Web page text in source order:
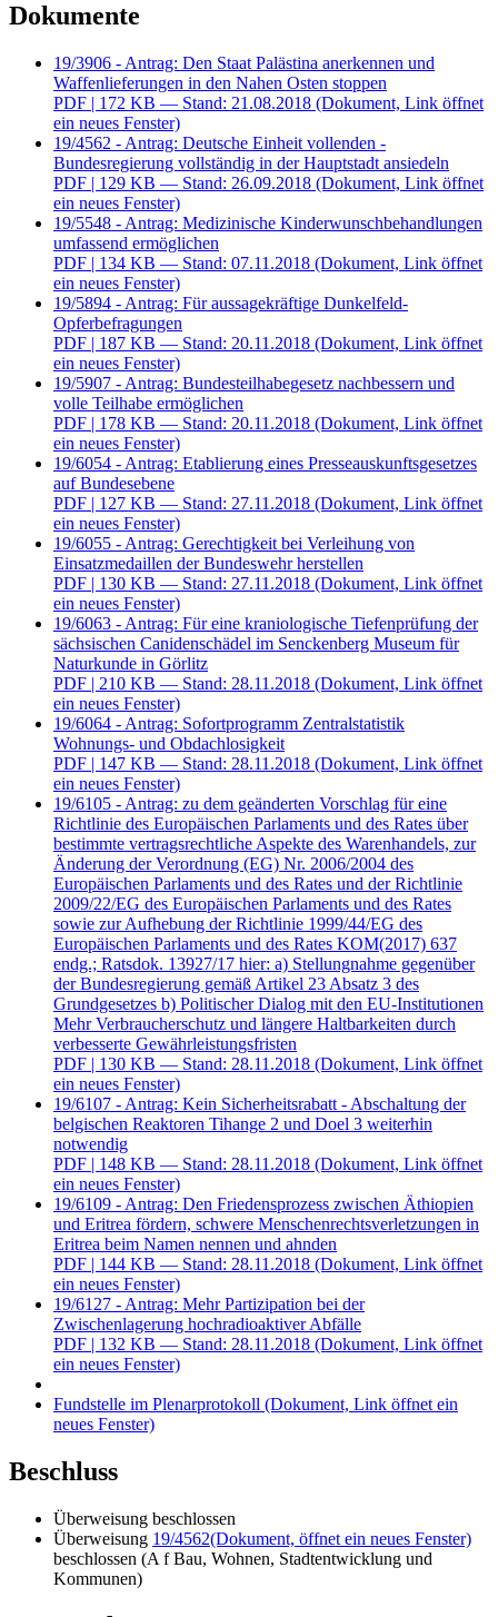
Dokumente
19/3906 - Antrag: Den Staat Palästina anerkennen und
Waffenlieferungen in den Nahen Osten stoppen
PDF | 172 KB — Stand: 21.08.2018 (Dokument, Link öffnet
ein neues Fenster)
19/4562 - Antrag: Deutsche Einheit vollenden -
Bundesregierung vollständig in der Hauptstadt ansiedeln
PDF | 129 KB — Stand: 26.09.2018 (Dokument, Link öffnet
ein neues Fenster)
19/5548 - Antrag: Medizinische Kinderwunschbehandlungen
umfassend ermöglichen
PDF | 134 KB — Stand: 07.11.2018 (Dokument, Link öffnet
ein neues Fenster)
19/5894 - Antrag: Für aussagekräftige Dunkelfeld-
Opferbefragungen
PDF | 187 KB — Stand: 20.11.2018 (Dokument, Link öffnet
ein neues Fenster)
19/5907 - Antrag: Bundesteilhabegesetz nachbessern und
volle Teilhabe ermöglichen
PDF | 178 KB — Stand: 20.11.2018 (Dokument, Link öffnet
ein neues Fenster)
19/6054 - Antrag: Etablierung eines Presseauskunftsgesetzes
auf Bundesebene
PDF | 127 KB — Stand: 27.11.2018 (Dokument, Link öffnet
ein neues Fenster)
19/6055 - Antrag: Gerechtigkeit bei Verleihung von
Einsatzmedaillen der Bundeswehr herstellen
PDF | 130 KB — Stand: 27.11.2018 (Dokument, Link öffnet
ein neues Fenster)
19/6063 - Antrag: Für eine kraniologische Tiefenprüfung der
sächsischen Canidenschädel im Senckenberg Museum für
Naturkunde in Görlitz
PDF | 210 KB — Stand: 28.11.2018 (Dokument, Link öffnet
ein neues Fenster)
19/6064 - Antrag: Sofortprogramm Zentralstatistik
Wohnungs- und Obdachlosigkeit
PDF | 147 KB — Stand: 28.11.2018 (Dokument, Link öffnet
ein neues Fenster)
19/6105 - Antrag: zu dem geänderten Vorschlag für eine
Richtlinie des Europäischen Parlaments und des Rates über
bestimmte vertragsrechtliche Aspekte des Warenhandels, zur
Änderung der Verordnung (EG) Nr. 2006/2004 des
Europäischen Parlaments und des Rates und der Richtlinie
2009/22/EG des Europäischen Parlaments und des Rates
sowie zur Aufhebung der Richtlinie 1999/44/EG des
Europäischen Parlaments und des Rates KOM(2017) 637
endg.; Ratsdok. 13927/17 hier: a) Stellungnahme gegenüber
der Bundesregierung gemäß Artikel 23 Absatz 3 des
Grundgesetzes b) Politischer Dialog mit den EU-Institutionen
Mehr Verbraucherschutz und längere Haltbarkeiten durch
verbesserte Gewährleistungsfristen
PDF | 130 KB — Stand: 28.11.2018 (Dokument, Link öffnet
ein neues Fenster)
19/6107 - Antrag: Kein Sicherheitsrabatt - Abschaltung der
belgischen Reaktoren Tihange 2 und Doel 3 weiterhin
notwendig
PDF | 148 KB — Stand: 28.11.2018 (Dokument, Link öffnet
ein neues Fenster)
19/6109 - Antrag: Den Friedensprozess zwischen Äthiopien
und Eritrea fördern, schwere Menschenrechtsverletzungen in
Eritrea beim Namen nennen und ahnden
PDF | 144 KB — Stand: 28.11.2018 (Dokument, Link öffnet
ein neues Fenster)
19/6127 - Antrag: Mehr Partizipation bei der
Zwischenlagerung hochradioaktiver Abfälle
PDF | 132 KB — Stand: 28.11.2018 (Dokument, Link öffnet
ein neues Fenster)
Fundstelle im Plenarprotokoll (Dokument, Link öffnet ein
neues Fenster)
Beschluss
Überweisung beschlossen
Überweisung 19/4562(Dokument, öffnet ein neues Fenster)
beschlossen (A f Bau, Wohnen, Stadtentwicklung und
Kommunen)